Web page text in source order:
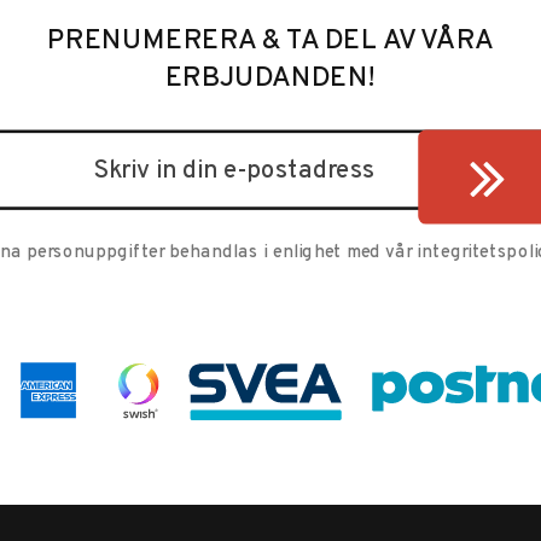
PRENUMERERA & TA DEL AV VÅRA
ERBJUDANDEN!
personuppgifter behandlas i enlighet med vår